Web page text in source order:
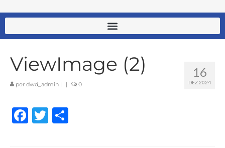
16
DEZ 2024
ViewImage (2)
por dwd_admin | | 0
Facebook
Twitter